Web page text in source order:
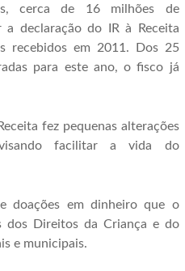
cerca de 16 milhões de
declaração do IR à Receita
recebidos em 2011. Dos 25
para este ano, o fisco já
fez pequenas alterações
facilitar a vida do
doações em dinheiro que o
dos Direitos da Criança e do
e municipais.